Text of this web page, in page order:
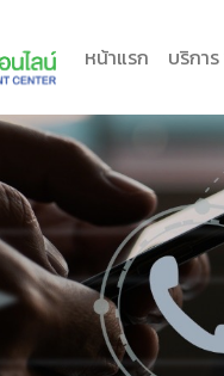
หน้าแรก บริการ